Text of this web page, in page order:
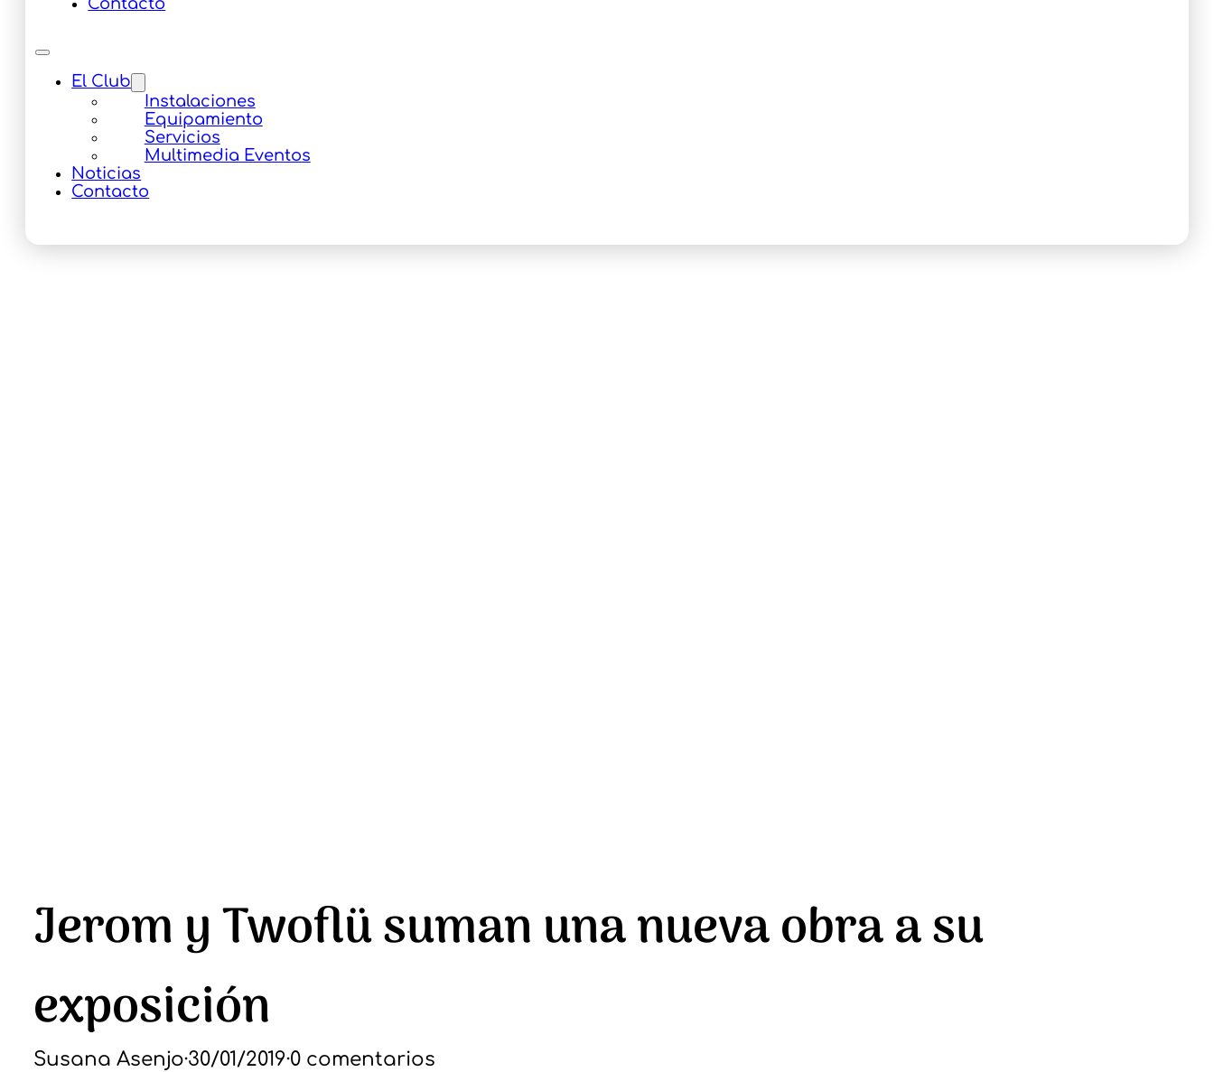
Contacto
El Club
Instalaciones
Equipamiento
Servicios
Multimedia Eventos
Noticias
Contacto
Jerom y Twoflü suman una nueva obra a su
exposición
Susana Asenjo·30/01/2019·0 comentarios